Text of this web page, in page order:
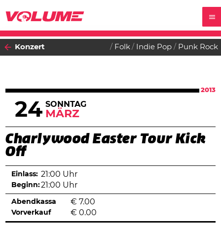
Konzert Folk Indie Pop Punk Rock
2013
24 SONNTAG
MÄRZ
Charlywood Easter Tour Kick
Off
Einlass: 21:00 Uhr
Beginn:21:00 Uhr
Abendkassa € 7.00
Vorverkauf € 0.00